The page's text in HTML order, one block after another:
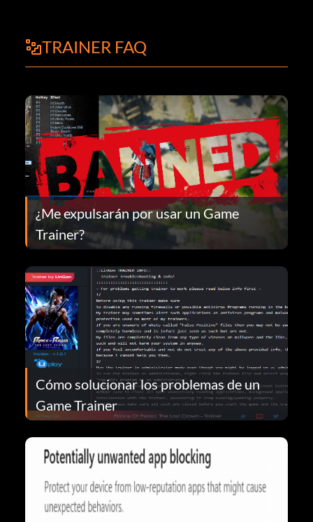
TRAINER FAQ
¿Me expulsarán por usar un Game
Trainer?
Cómo solucionar los problemas de un
Game Trainer